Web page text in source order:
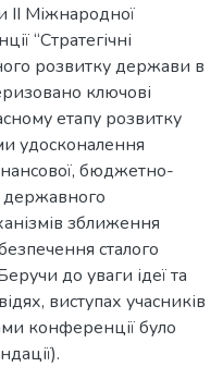
ІІ Міжнародної
“Стратегічні
розвитку держави в
ключові
етапу розвитку
удосконалення
бюджетно-
державного
зближення
сталого
до уваги ідеї та
виступах учасників
конференції було